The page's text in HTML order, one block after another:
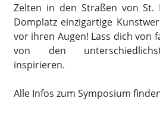
Zelten in den Straßen von St.
Domplatz einzigartige
vor ihren Augen! Lass dich von
von den
inspirieren.
Alle Infos zum Symposium